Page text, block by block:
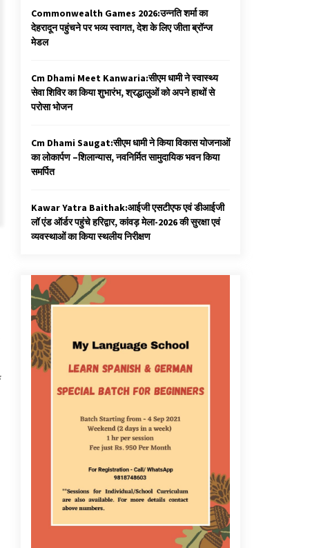
Commonwealth Games 2026:उन्नति शर्मा का
देहरादून पहुंचने पर भव्य स्वागत, देश के लिए जीता ब्रॉन्ज
मेडल
Cm Dhami Meet Kanwaria:सीएम धामी ने स्वास्थ्य
सेवा शिविर का किया शुभारंभ, श्रद्धालुओं को अपने हाथों से
परोसा भोजन
Cm Dhami Saugat:सीएम धामी ने किया विकास योजनाओं
का लोकार्पण –शिलान्यास, नवनिर्मित सामुदायिक भवन किया
समर्पित
Kawar Yatra Baithak:आईजी एसटीएफ एवं डीआईजी
लॉ एंड ऑर्डर पहुंचे हरिद्वार, कांवड़ मेला-2026 की सुरक्षा एवं
व्यवस्थाओं का किया स्थलीय निरीक्षण